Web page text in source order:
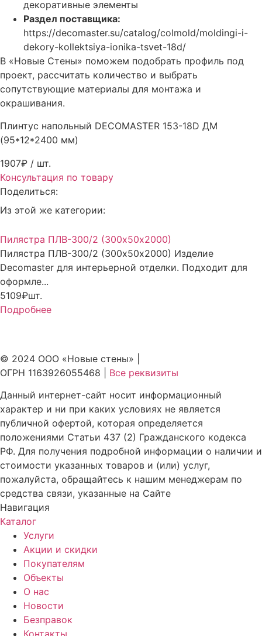
декоративные элементы
Раздел поставщика:
https://decomaster.su/catalog/colmold/moldingi-i-
dekory-kollektsiya-ionika-tsvet-18d/
В «Новые Стены» поможем подобрать профиль под
проект, рассчитать количество и выбрать
сопутствующие материалы для монтажа и
окрашивания.
Плинтус напольный DECOMASTER 153-18D ДМ
(95*12*2400 мм)
1907₽ / шт.
Консультация по товару
Поделиться:
Из этой же категории:
Пилястра ПЛВ-300/2 (300х50х2000)
Пилястра ПЛВ-300/2 (300х50х2000) Изделие
Decomaster для интерьерной отделки. Подходит для
оформле...
5109₽шт.
Подробнее
© 2024 ООО «Новые стены» |
ОГРН 1163926055468 | Все реквизиты
Данный интернет-сайт носит информационный
характер и ни при каких условиях не является
публичной офертой, которая определяется
положениями Статьи 437 (2) Гражданского кодекса
РФ. Для получения подробной информации о наличии и
стоимости указанных товаров и (или) услуг,
пожалуйста, обращайтесь к нашим менеджерам по
средства связи, указанные на Сайте
Навигация
Каталог
Услуги
Акции и скидки
Покупателям
Объекты
О нас
Новости
Безправок
Контакты